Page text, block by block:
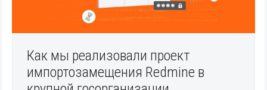
Искать
Как мы реализовали проект
импортозамещения Redmine в